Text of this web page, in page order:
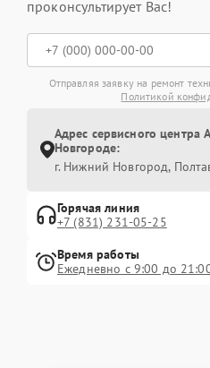
проконсультирует Вас!
Отправляя заявку на ремонт
Политикой
Адрес сервисного
Новгороде:
г. Нижний Новгород,
Горячая линия
+7 (831) 231-05-25
Время работы
Ежедневно с 9:00 до